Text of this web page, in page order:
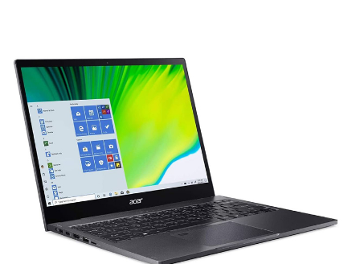
Acer Spin 5 SP513-54N i7 1065G7 | Intel Iris Plus | 8GB |
512GB | 13.3inch 2K
Nam Nữ